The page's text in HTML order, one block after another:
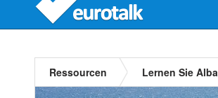
Ressourcen Lernen Sie